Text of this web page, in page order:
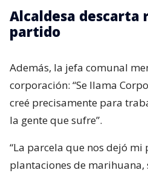
Alcaldesa descarta
partido
Además, la jefa comunal
corporación: “Se llama
creé precisamente para
la gente que sufre”.
“La parcela que nos dejó mi
plantaciones de marihuana,